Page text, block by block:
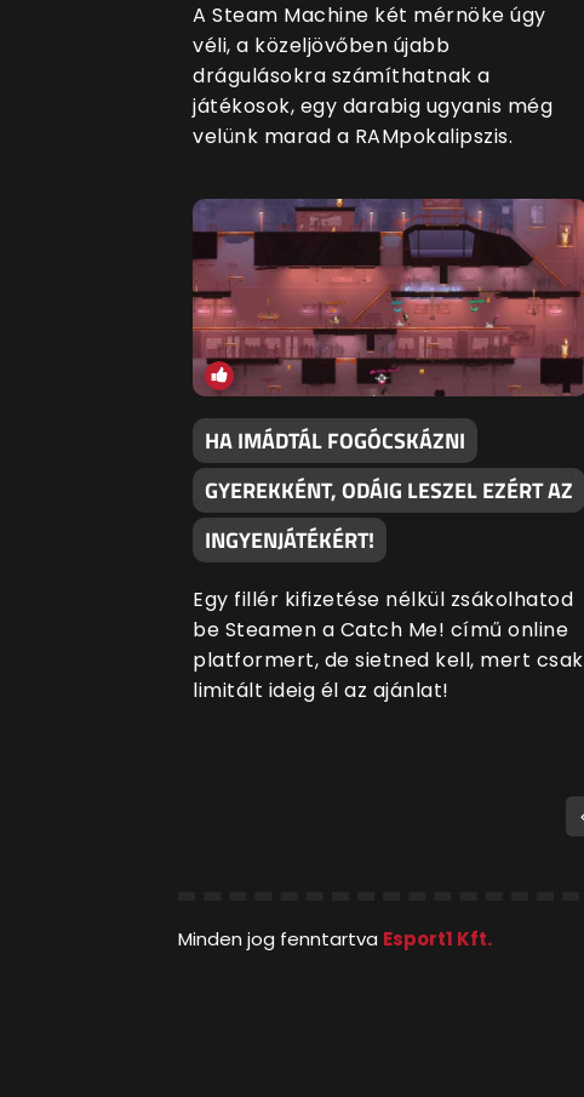
A Steam Machine két mérnöke úgy
véli, a közeljövőben újabb
drágulásokra számíthatnak a
játékosok, egy darabig ugyanis még
velünk marad a RAMpokalipszis.
HA IMÁDTÁL FOGÓCSKÁZNI
GYEREKKÉNT, ODÁIG LESZEL EZÉRT AZ
INGYENJÁTÉKÉRT!
Egy fillér kifizetése nélkül zsákolhatod
be Steamen a Catch Me! című online
platformert, de sietned kell, mert csak
limitált ideig él az ajánlat!
Minden jog fenntartva Esport1 Kft.